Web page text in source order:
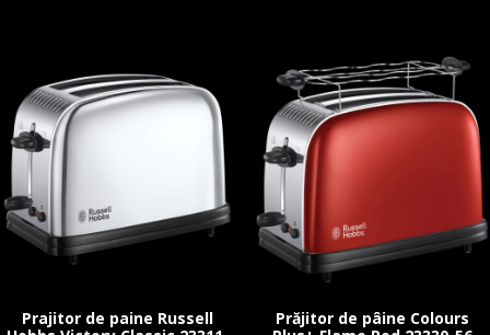
Prajitor de paine Russell
Prăjitor de pâine Colours